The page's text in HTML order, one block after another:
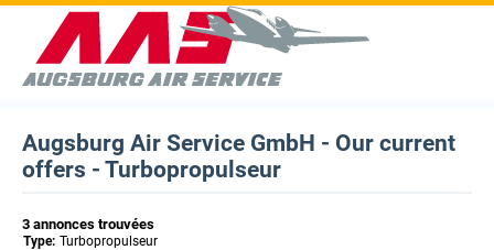
Augsburg Air Service GmbH - Our current
offers - Turbopropulseur
3 annonces trouvées
Type: Turbopropulseur